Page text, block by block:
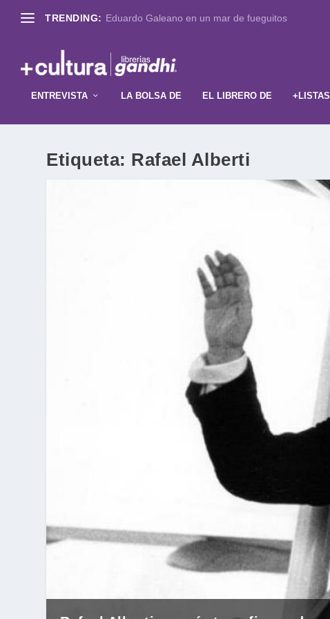
TRENDING: Eduardo Galeano en un mar de fueguitos
ENTREVISTA LA BOLSA DE EL LIBRERO DE +LISTAS
Etiqueta: Rafael Alberti